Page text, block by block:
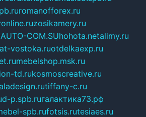
romanofforex.ru
zosikamery.ru
AUTO-COM.SUhohota.netalimy.ru
vostoka.ruotdelkaexp.ru
mebelshop.msk.ru
td.rukosmoscreative.ru
tiffany-c.ru
d-p.spb.ruгалактика73.рф
spb.rufotsis.rutesiaes.ru